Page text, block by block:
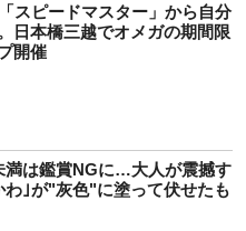
スピードマスター」から自分
日本橋三越でオメガの期間限
開催
満は鑑賞NGに…大人が震撼す
わ｣が"灰色"に塗って伏せたも